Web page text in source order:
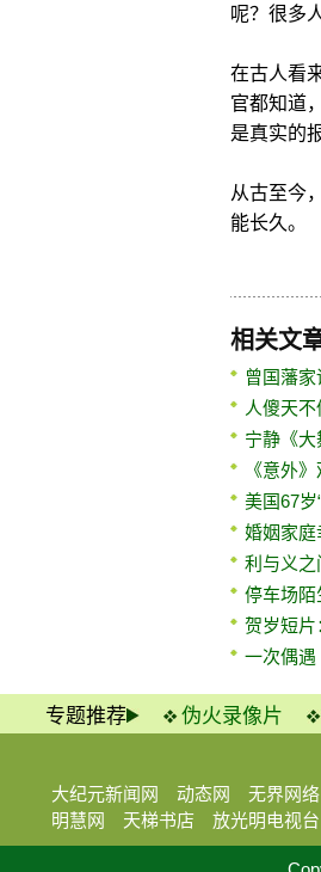
呢？很多
在古人看
官都知道
是真实的
从古至今
能长久。
相关文章
曾国藩
人傻天
宁静《大
《意外
美国67岁
婚姻家庭
利与义之
停车场陌
贺岁短片
一次偶遇
专题推荐 伪火录像片
大纪元新闻网
动态网 无界网络
明慧网
天梯书店 放光明电视台